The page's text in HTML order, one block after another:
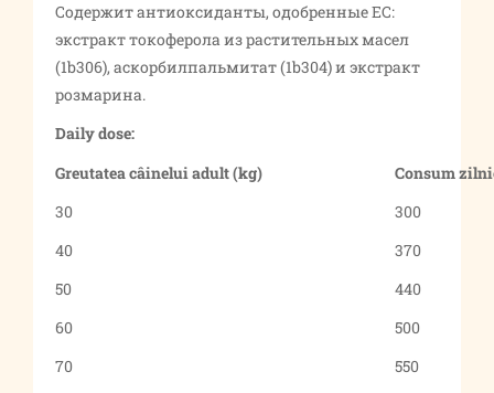
Содержит антиоксиданты, одобренные ЕС:
экстракт токоферола из растительных масел
(1b306), аскорбилпальмитат (1b304) и экстракт
розмарина.
Daily dose:
Greutatea câinelui adult (kg)
Consum
30
300
40
370
50
440
60
500
70
550